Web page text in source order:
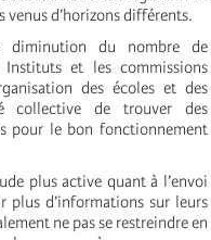
venus d’horizons différents.
diminution du nombre de
Instituts et les commissions
des écoles et des
collective de trouver des
pour le bon fonctionnement
plus active quant à l’envoi
plus d’informations sur leurs
ne pas se restreindre en